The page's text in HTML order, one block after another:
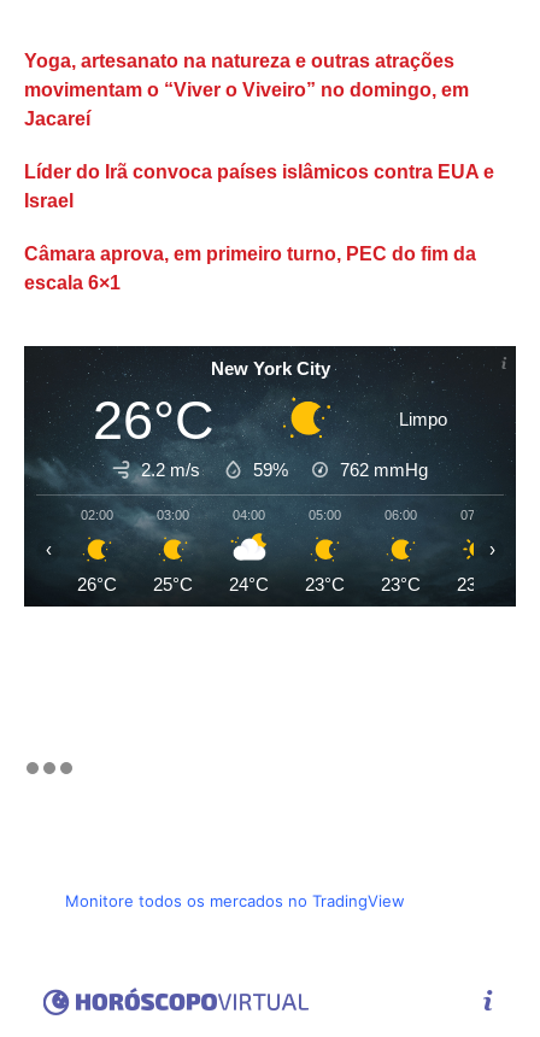
Yoga, artesanato na natureza e outras atrações
movimentam o “Viver o Viveiro” no domingo, em
Jacareí
Líder do Irã convoca países islâmicos contra EUA e
Israel
Câmara aprova, em primeiro turno, PEC do fim da
escala 6×1
New York City
26°C Limpo
2.2 m/s 59% 762 mmHg
02:00
26°C
03:00
25°C
04:00
24°C
05:00
23°C
06:00
23°C
07:00
23°C
‹ ›
Monitore todos os mercados no TradingView